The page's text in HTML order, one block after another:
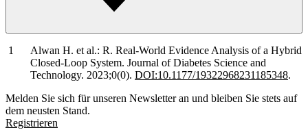
Alwan H. et al.: R. Real-World Evidence Analysis of a Hybrid
Closed-Loop System. Journal of Diabetes Science and
Technology. 2023;0(0). DOI:10.1177/19322968231185348.
Melden Sie sich für unseren Newsletter an und bleiben Sie stets auf
dem neusten Stand.
Registrieren